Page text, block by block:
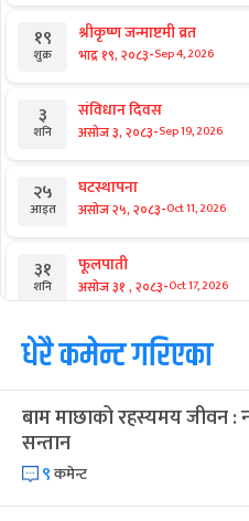
१९
शुक्र
श्रीकृष्ण जन्माष्टमी व्रत
भाद्र १९, २०८३-Sep 4, 2026
३
शनि
संविधान दिवस
असोज ३, २०८३-Sep 19, 2026
२५
आइत
घटस्थापना
असोज २५, २०८३-Oct 11, 2026
३१
शनि
फूलपाती
असोज ३१ , २०८३-Oct 17, 2026
१
आइत
कार्तिक सङ्क्रान्ति
कार्तिक १, २०८३-Oct 18, 2026
३
मंगल
महानवमी
४
धेरै कमेन्ट गरिएका
बाम माछाको रहस्यमय जीवन :
सन्तान
९कमेन्ट